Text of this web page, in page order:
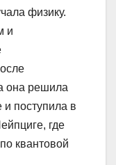
физику.
и
она решила
поступила в
где
квантовой